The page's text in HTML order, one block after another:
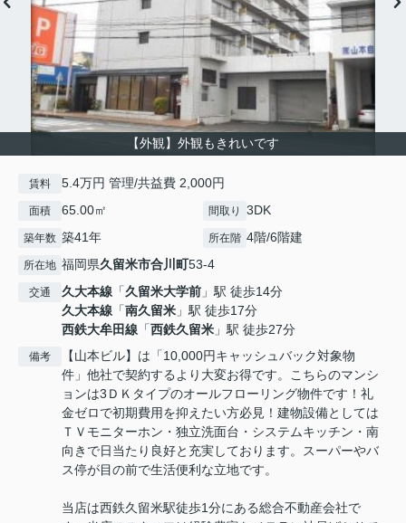
【外観】外観もきれいです
賃料 5.4万円 管理/共益費 2,000円
面積 65.00㎡ 間取り 3DK
築年数 築41年 所在階 4階/6階建
所在地 福岡県久留米市合川町53-4
交通 久大本線 「久留米大学前 」駅 徒歩14分
久大本線 「南久留米 」駅 徒歩17分
西鉄大牟田線 「西鉄久留米 」駅 徒歩27分
備考
【山本ビル】は「10,000円キャッシュバック対象物
件」他社で契約するより大変お得です。こちらのマンシ
ョンは3ＤＫタイプのオールフローリング物件です！礼
金ゼロで初期費用を抑えたい方必見！建物設備としては
ＴＶモニターホン・独立洗面台・システムキッチン・南
向きで日当たり良好と充実しております。スーパーやバ
ス停が目の前で生活便利な立地です。
当店は西鉄久留米駅徒歩1分にある総合不動産会社で